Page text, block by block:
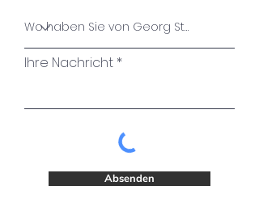
Ihre Nachricht
Absenden